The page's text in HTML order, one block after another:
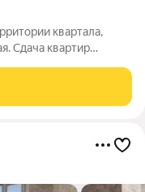
квартала,
Сдача квартир